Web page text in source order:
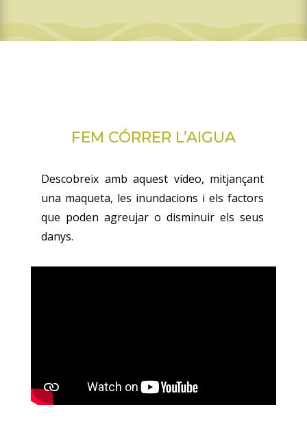
FEM CÓRRER L’AIGUA
Descobreix amb aquest vídeo, mitjançant
una maqueta, les inundacions i els factors
que poden agreujar o disminuir els seus
danys.